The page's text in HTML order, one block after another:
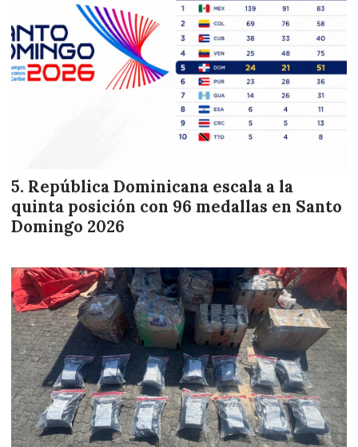
República Dominicana escala a la
quinta posición con 96 medallas en Santo
Domingo 2026